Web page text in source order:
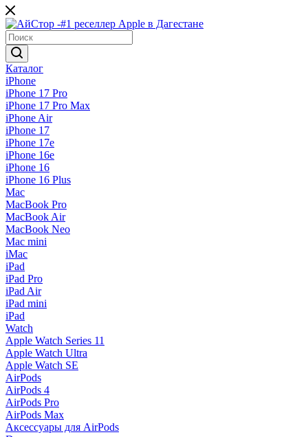
Каталог
iPhone
iPhone 17 Pro
iPhone 17 Pro Max
iPhone Air
iPhone 17
iPhone 17e
iPhone 16e
iPhone 16
iPhone 16 Plus
Mac
MacBook Pro
MacBook Air
MacBook Neo
Mac mini
iMac
iPad
iPad Pro
iPad Air
iPad mini
iPad
Watch
Apple Watch Series 11
Apple Watch Ultra
Apple Watch SE
AirPods
AirPods 4
AirPods Pro
AirPods Max
Аксессуары для AirPods